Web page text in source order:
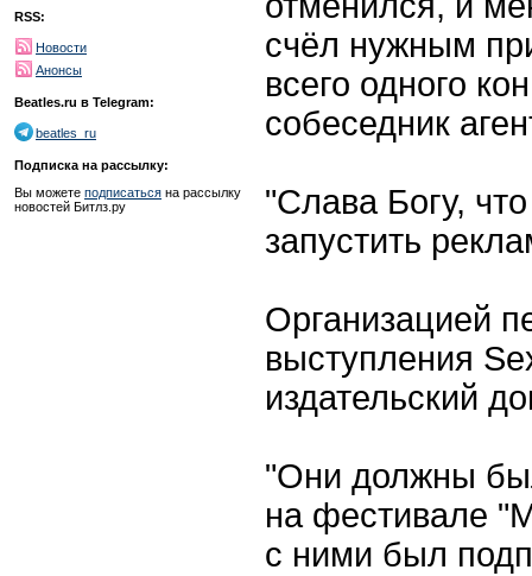
RSS:
Новости
Анонсы
Beatles.ru в Telegram:
beatles_ru
Подписка на рассылку:
Вы можете подписаться на рассылку
новостей Битлз.ру
счёл нужным
всего одного
собеседник
"Слава Богу,
запустить
Организацией
выступления
издательский
"Они должны
на фестивале
с ними был